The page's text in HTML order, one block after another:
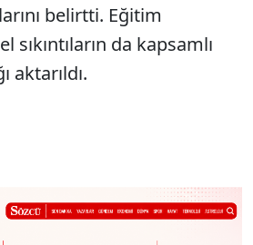
belirtti. Eğitim
da kapsamlı
aktarıldı.